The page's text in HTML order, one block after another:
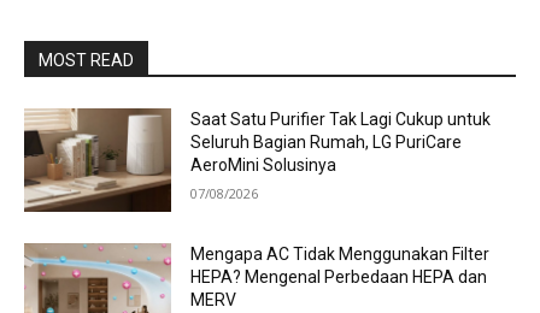
MOST READ
Saat Satu Purifier Tak Lagi Cukup untuk
Seluruh Bagian Rumah, LG PuriCare
AeroMini Solusinya
07/08/2026
Mengapa AC Tidak Menggunakan Filter
HEPA? Mengenal Perbedaan HEPA dan
MERV